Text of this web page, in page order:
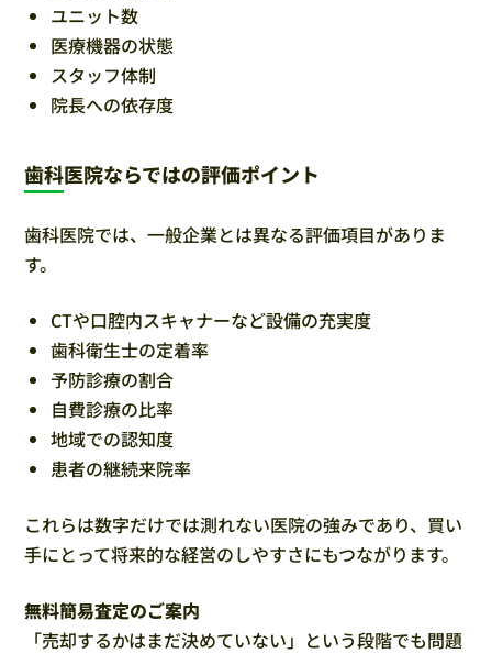
ユニット数
医療機器の状態
スタッフ体制
院長への依存度
歯科医院ならではの評価ポイント
歯科医院では、一般企業とは異なる評価項目がありま
す。
CTや口腔内スキャナーなど設備の充実度
歯科衛生士の定着率
予防診療の割合
自費診療の比率
地域での認知度
患者の継続来院率
これらは数字だけでは測れない医院の強みであり、買い
手にとって将来的な経営のしやすさにもつながります。
無料簡易査定のご案内
「売却するかはまだ決めていない」という段階でも問題